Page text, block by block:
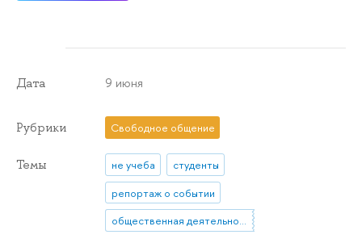
Дата 9 июня
Рубрики Свободное общение
Темы не учеба
студенты
репортаж о событии
общественная деятельность